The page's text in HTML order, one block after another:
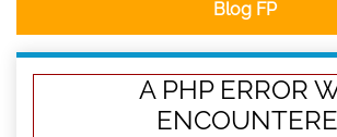
Blog FP
A PHP ERROR